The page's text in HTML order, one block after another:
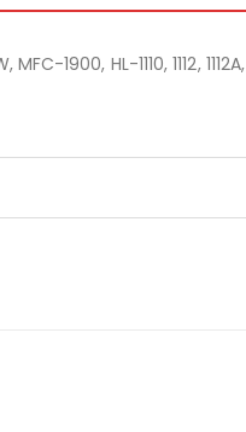
1900, HL-1110, 1112,